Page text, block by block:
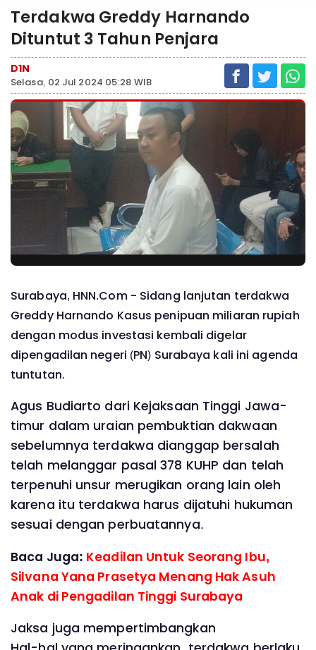
Terdakwa Greddy Harnando
Dituntut 3 Tahun Penjara
D1N
Selasa, 02 Jul 2024 05:28 WIB
Surabaya, HNN.Com - Sidang lanjutan terdakwa
Greddy Harnando Kasus penipuan miliaran rupiah
dengan modus investasi kembali digelar
dipengadilan negeri (PN) Surabaya kali ini agenda
tuntutan.
Agus Budiarto dari Kejaksaan Tinggi Jawa-
timur dalam uraian pembuktian dakwaan
sebelumnya terdakwa dianggap bersalah
telah melanggar pasal 378 KUHP dan telah
terpenuhi unsur merugikan orang lain oleh
karena itu terdakwa harus dijatuhi hukuman
sesuai dengan perbuatannya.
Baca Juga: Keadilan Untuk Seorang Ibu,
Silvana Yana Prasetya Menang Hak Asuh
Anak di Pengadilan Tinggi Surabaya
Jaksa juga mempertimbangkan